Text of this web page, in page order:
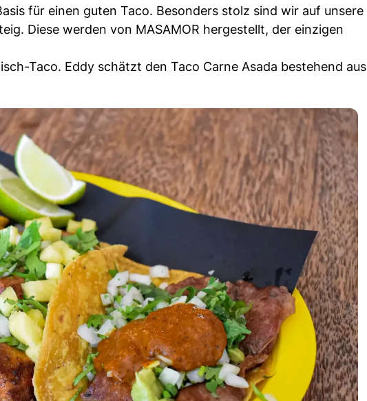
für einen guten Taco. Besonders stolz sind wir auf unsere
Diese werden von MASAMOR hergestellt, der einzigen
Taco. Eddy schätzt den Taco Carne Asada bestehend aus